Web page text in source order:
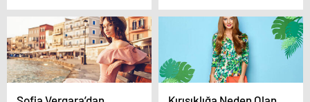
%40’a Varan İndirim